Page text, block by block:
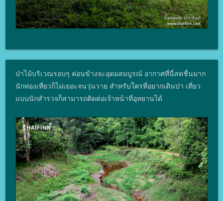
ป่าไม้บริเวณรอบๆ ค่อนข้างจะอุดมสมบูรณ์ อากาศที่นี่สดชื่นมาก
นักท่องเที่ยวก็ไม่เยอะจนวุ่นวาย สำหรับใครที่อยากเดินป่า เที่ยว
แบบนักสำรวจก็สามารถติดต่อเจ้าหน้าที่อุทยานได้